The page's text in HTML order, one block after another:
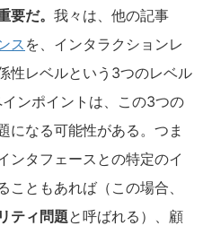
だ。 我々は、他の記事
ス を、インタラクションレ
性レベルという3つのレベル
ンポイントは、この3つの
になる可能性がある。つま
ンタフェースとの特定のイ
ともあれば（この場合、
ティ問題と呼ばれる）、顧